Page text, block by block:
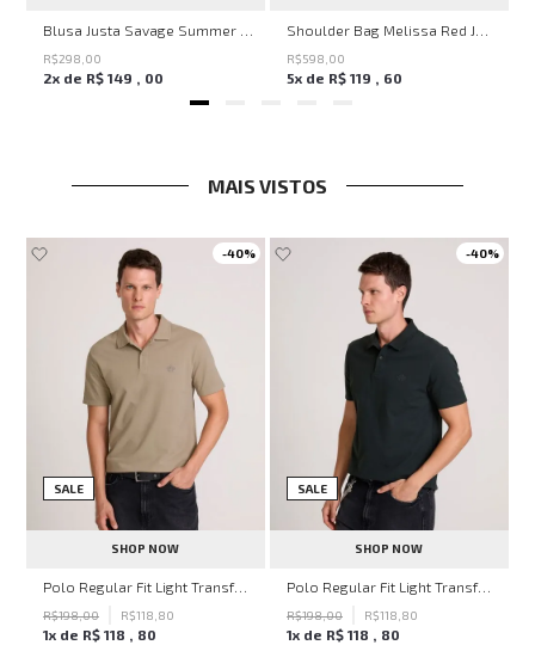
R$298 00
2x de R$ 149 , 00
R$598 00
5x de R$ 119 , 60
MAIS VISTOS
-40%
SALE
SHOP NOW
Polo Regular Fit Light Transfer Bege Médio John John Masculina
R$198,00 R$118,80
1x de R$ 118 , 80
-40%
SALE
SHOP NOW
Polo Regular Fit Light Transfer Verde Escuro John John Masculina
R$198,00 R$118,80
1x de R$ 118 , 80